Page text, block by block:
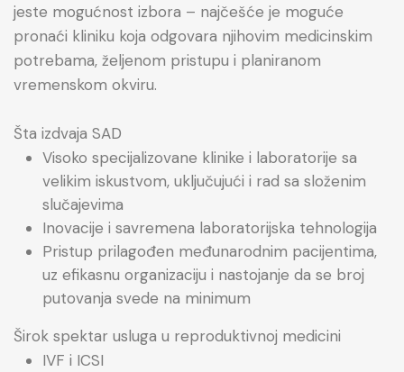
jeste mogućnost izbora – najčešće je moguće
pronaći kliniku koja odgovara njihovim medicinskim
potrebama, željenom pristupu i planiranom
vremenskom okviru.
Šta izdvaja SAD
Visoko specijalizovane klinike i laboratorije sa
velikim iskustvom, uključujući i rad sa složenim
slučajevima
Inovacije i savremena laboratorijska tehnologija
Pristup prilagođen međunarodnim pacijentima,
uz efikasnu organizaciju i nastojanje da se broj
putovanja svede na minimum
Širok spektar usluga u reproduktivnoj medicini
IVF i ICSI